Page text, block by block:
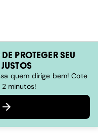
PROTEGER SEU
quem dirige bem! Cote
minutos!